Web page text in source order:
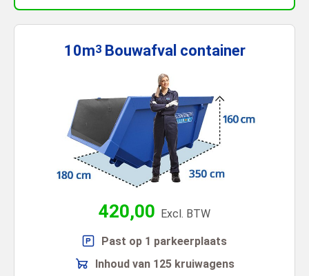
10m3 Bouwafval container
420,00 Excl. BTW
Past op 1 parkeerplaats
Inhoud van 125 kruiwagens